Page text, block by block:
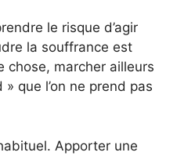
le risque d’agir
la souffrance est
chose, marcher ailleurs
que l’on ne prend pas
Apporter une